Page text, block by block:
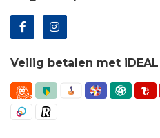
Veilig betalen met iDEAL